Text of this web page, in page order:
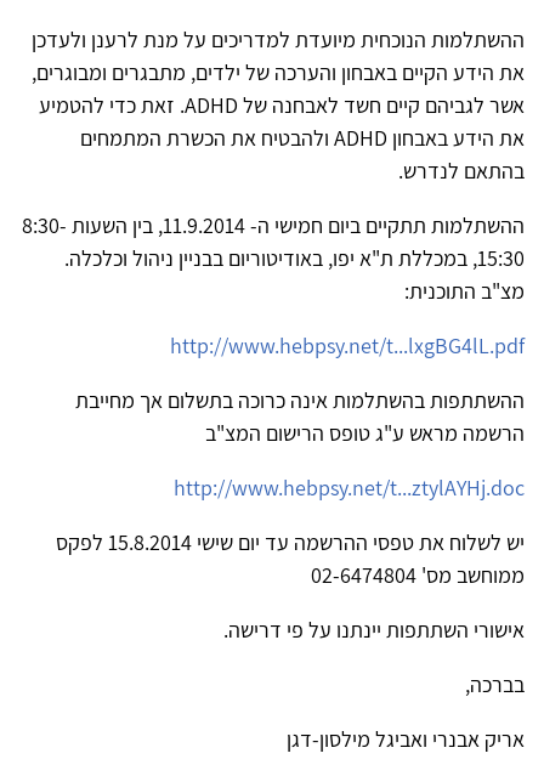
ההשתלמות הנוכחית מיועדת למדריכים על מנת לרענן ולעדכן
את הידע הקיים באבחון והערכה של ילדים, מתבגרים ומבוגרים,
אשר לגביהם קיים חשד לאבחנה של ADHD. זאת כדי להטמיע
את הידע באבחון ADHD ולהבטיח את הכשרת המתמחים
בהתאם לנדרש.
ההשתלמות תתקיים ביום חמישי ה- 11.9.2014, בין השעות 8:30-
15:30, במכללת ת"א יפו, באודיטוריום בבניין ניהול וכלכלה.
מצ"ב התוכנית:
http://www.hebpsy.net/t...lxgBG4lL.pdf
ההשתתפות בהשתלמות אינה כרוכה בתשלום אך מחייבת
הרשמה מראש ע"ג טופס הרישום המצ"ב
http://www.hebpsy.net/t...ztylAYHj.doc
יש לשלוח את טפסי ההרשמה עד יום שישי 15.8.2014 לפקס
ממוחשב מס' 02-6474804
אישורי השתתפות יינתנו על פי דרישה.
בברכה,
אריק אבנרי ואביגל מילסון-דגן